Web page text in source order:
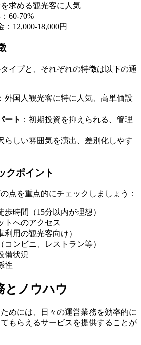
求める観光客に人気
60-70%
：12,000-18,000円
イプと、それぞれの特徴は以下の通
：外国人観光客に特に人気、高単価設
ート ：初期投資を抑えられる、管理
らしい雰囲気を演出、差別化しやす
クポイント
点を重点的にチェックしましょう：
時間（15分以内が理想）
トへのアクセス
用の観光客向け）
コンビニ、レストラン等）
備状況
性
とノウハウ
めには、日々の運営業務を効率的に
もらえるサービスを提供することが